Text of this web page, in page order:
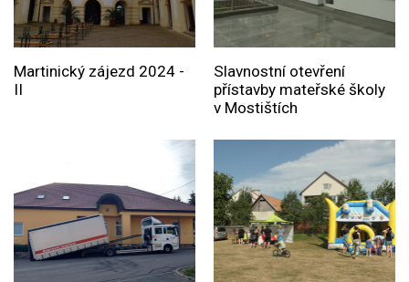
Martinický zájezd 2024 -
II
Slavnostní otevření
přístavby mateřské školy
v Mostištích